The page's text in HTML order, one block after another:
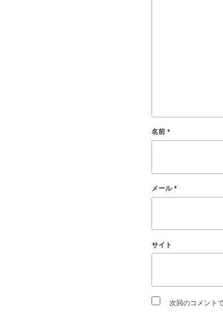
名前 *
メール*
サイト
次回のコメント